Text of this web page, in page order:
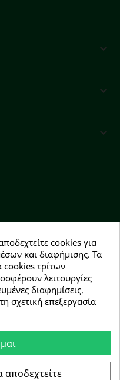



οι πρώτοι που θα
εκπτώσεις
cookies για
και διαφήμισης. Τα
cookies τρίτων
λειτουργίες
διαφημίσεις.
σχετική επεξεργασία
αποδεχτείτε